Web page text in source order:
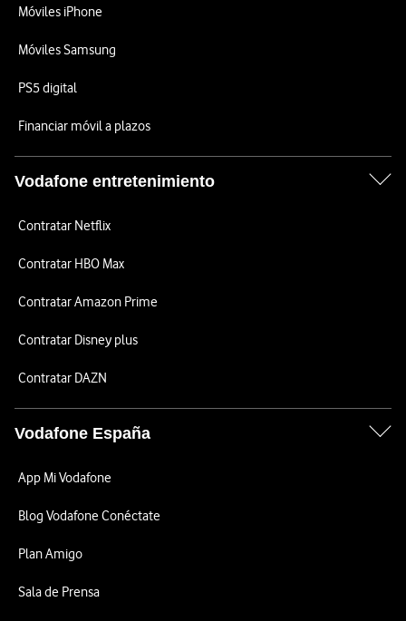
Móviles iPhone
Móviles Samsung
PS5 digital
Financiar móvil a plazos
Vodafone entretenimiento
Contratar Netflix
Contratar HBO Max
Contratar Amazon Prime
Contratar Disney plus
Contratar DAZN
Vodafone España
App Mi Vodafone
Blog Vodafone Conéctate
Plan Amigo
Sala de Prensa